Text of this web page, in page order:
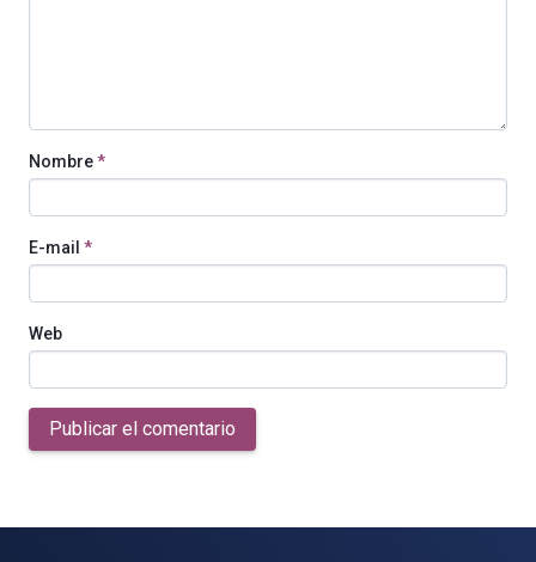
Nombre*
E-mail *
Web
Publicar el comentario